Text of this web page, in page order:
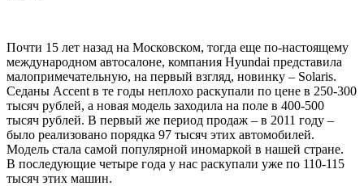
Почти 15 лет назад на Московском, тогда еще по-настоящему
международном автосалоне, компания Hyundai представила
малопримечательную, на первый взгляд, новинку – Solaris.
Седаны Accent в те годы неплохо раскупали по цене в 250-300
тысяч рублей, а новая модель заходила на поле в 400-500
тысяч рублей. В первый же период продаж – в 2011 году –
было реализовано порядка 97 тысяч этих автомобилей.
Модель стала самой популярной иномаркой в нашей стране.
В последующие четыре года у нас раскупали уже по 110-115
тысяч этих машин.